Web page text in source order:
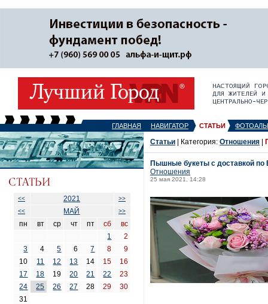
ГЛАВНАЯ НАВИГАТОР СТАТЬИ
<< 2021
>>
<<
МАЙ >>
пн вт ср чт пт сб
вс
1
2
3
4 5 6 7 8
9
10
11 12 13 14 15
16
17
18 19 20 21 22
23
24
25 26 27 28 29
30
31
Статьи | Категория: Отношения
Пышные букеты с доставкой по
Отношения
25 мая 2021, 14:28